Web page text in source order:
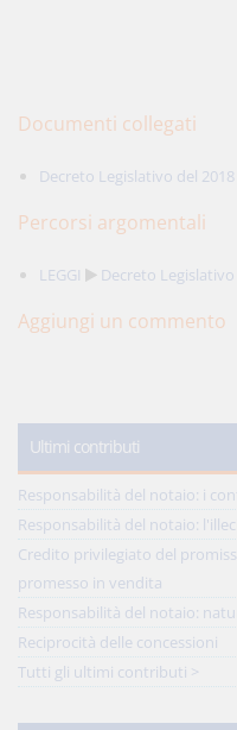
Documenti collegati
Decreto Legislativo del
Percorsi argomentali
LEGGI Decreto Legislativo
Aggiungi un commento
Ultimi contributi
Responsabilità del notaio: i
Responsabilità del notaio:
Credito privilegiato del
promesso in vendita
Responsabilità del notaio:
Reciprocità delle concessioni
Tutti gli ultimi contributi >